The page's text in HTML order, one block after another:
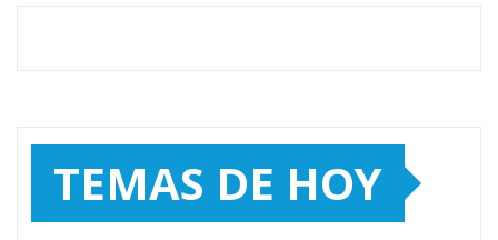
TEMAS DE HOY